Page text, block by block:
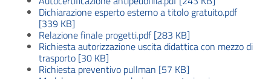
Dichiarazione esperto esterno a titolo gratuito.pdf
[339 KB]
Relazione finale progetti.pdf [283 KB]
Richiesta autorizzazione uscita didattica con mezzo di
trasporto [30 KB]
Richiesta preventivo pullman [57 KB]